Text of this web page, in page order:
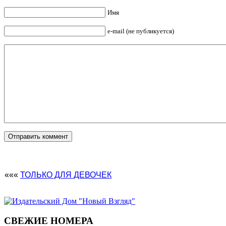
Имя
e-mail (не публикуется)
««« ТОЛЬКО ДЛЯ ДЕВОЧЕК
СВЕЖИЕ НОМЕРА